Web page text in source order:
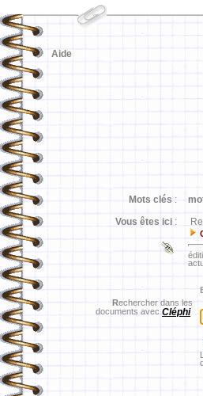
Aide
Mots clés :
Vous êtes ici :
Rechercher dans les
documents avec Cléphi